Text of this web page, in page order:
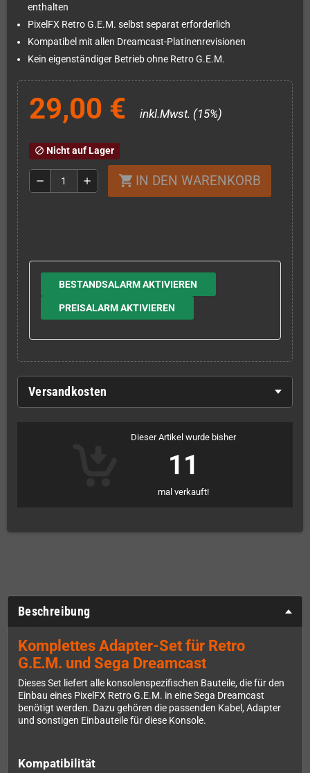
enthalten
PixelFX Retro G.E.M. selbst separat erforderlich
Kompatibel mit allen Dreamcast-Platinenrevisionen
Kein eigenständiger Betrieb ohne Retro G.E.M.
29,00 € inkl.Mwst. (15%)
block Nicht auf Lager
remove add shopping_cart IN DEN WARENKORB
BESTANDSALARM AKTIVIEREN
PREISALARM AKTIVIEREN
Versandkosten
Dieser Artikel wurde bisher
11
mal verkauft!
Beschreibung
Komplettes Adapter-Set für Retro
G.E.M. und Sega Dreamcast
Dieses Set liefert alle konsolenspezifischen Bauteile, die für den
Einbau eines PixelFX Retro G.E.M. in eine Sega Dreamcast
benötigt werden. Dazu gehören die passenden Kabel, Adapter
und sonstigen Einbauteile für diese Konsole.
Kompatibilität